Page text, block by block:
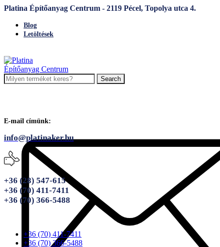
Platina Építőanyag Centrum - 2119 Pécel, Topolya utca 4.
Blog
Letöltések
Search
E-mail címünk:
info@platinaker.hu
+36 (28) 547-615
+36 (70) 411-7411
+36 (70) 366-5488
+36 (70) 411-7411
+36 (70) 366-5488